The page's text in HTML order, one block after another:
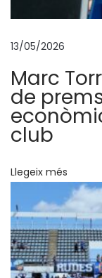
d
c
a
m
p
n
a
d
’
a
13/05/2026
Marc
de
club
Llegeix més